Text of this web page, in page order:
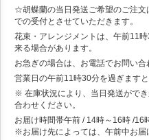
☆胡蝶蘭の当日発送ご希望のご注文
での受付とさせていただきます。
花束・アレンジメントは、午前11
来る場合があります。
お急ぎの場合は、お電話でお問い合
営業日の午前11時30分を過ぎます
※ 在庫状況により、当日発送がで
合わせください。
お届け時間帯午前 / 14時～16時 /16
※お届け先によっては、午前中お届